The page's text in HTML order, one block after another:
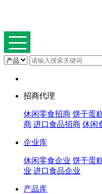
招商代理
休闲零食招商 饼干蛋
商 进口食品招商 休闲
企业库
休闲零食企业 饼干蛋
业 进口食品企业
产品库